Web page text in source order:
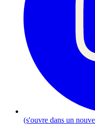
(s'ouvre dans un